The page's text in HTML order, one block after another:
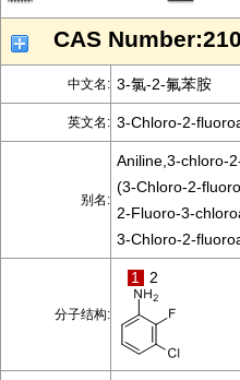
CAS
中文名: 3-氯-2-氟苯胺
英文名: 3-Chloro-2-
别名:
Aniline,3-chloro-
(3-Chloro-2-
2-Fluoro-3-
3-Chloro-2-
分子结构:
1 2